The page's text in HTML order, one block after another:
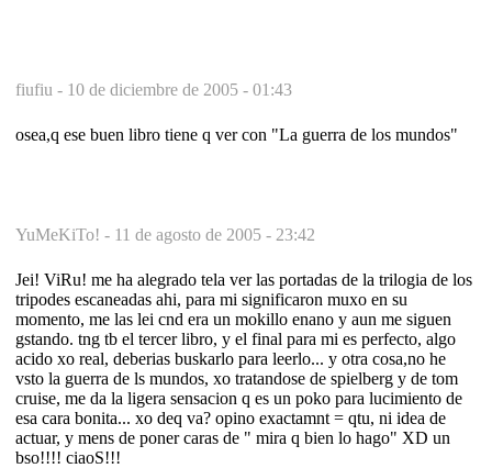
fiufiu - 10 de diciembre de 2005 - 01:43
osea,q ese buen libro tiene q ver con "La guerra de los mundos"
YuMeKiTo! - 11 de agosto de 2005 - 23:42
Jei! ViRu! me ha alegrado tela ver las portadas de la trilogia de los
tripodes escaneadas ahi, para mi significaron muxo en su
momento, me las lei cnd era un mokillo enano y aun me siguen
gstando. tng tb el tercer libro, y el final para mi es perfecto, algo
acido xo real, deberias buskarlo para leerlo... y otra cosa,no he
vsto la guerra de ls mundos, xo tratandose de spielberg y de tom
cruise, me da la ligera sensacion q es un poko para lucimiento de
esa cara bonita... xo deq va? opino exactamnt = qtu, ni idea de
actuar, y mens de poner caras de " mira q bien lo hago" XD un
bso!!!! ciaoS!!!